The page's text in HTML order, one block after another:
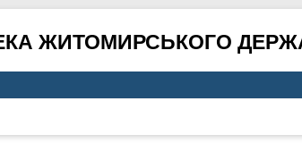
ЖИТОМИРСЬКОГО